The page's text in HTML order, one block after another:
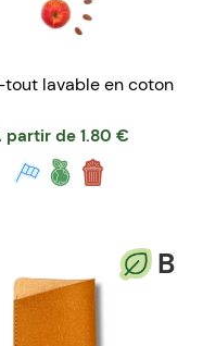
tout lavable en coton
partir de 1.80 €
B